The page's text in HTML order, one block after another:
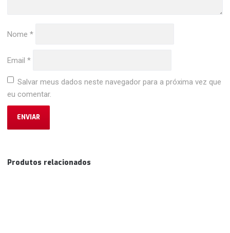
Nome*
Email*
Salvar meus dados neste navegador para a próxima vez que
eu comentar.
Produtos relacionados